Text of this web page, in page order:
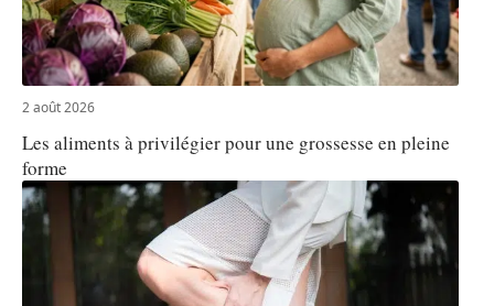
2 août 2026
Les aliments à privilégier pour une grossesse en pleine
forme